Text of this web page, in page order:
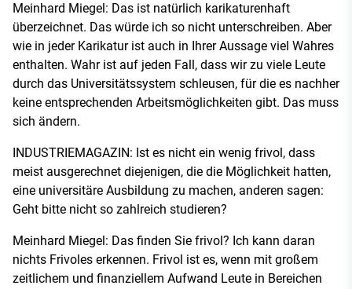
Meinhard Miegel: Das ist natürlich karikaturenhaft
überzeichnet. Das würde ich so nicht unterschreiben. Aber
wie in jeder Karikatur ist auch in Ihrer Aussage viel Wahres
enthalten. Wahr ist auf jeden Fall, dass wir zu viele Leute
durch das Universitätssystem schleusen, für die es nachher
keine entsprechenden Arbeitsmöglichkeiten gibt. Das muss
sich ändern.
INDUSTRIEMAGAZIN: Ist es nicht ein wenig frivol, dass
meist ausgerechnet diejenigen, die die Möglichkeit hatten,
eine universitäre Ausbildung zu machen, anderen sagen:
Geht bitte nicht so zahlreich studieren?
Meinhard Miegel: Das finden Sie frivol? Ich kann daran
nichts Frivoles erkennen. Frivol ist es, wenn mit großem
zeitlichem und finanziellem Aufwand Leute in Bereichen